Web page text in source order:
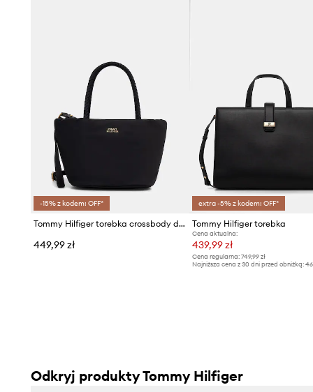
-15% z kodem: OFF*
Tommy Hilfiger torebka crossbody damska
449,99 zł
extra -5% z kodem: OFF*
Tommy Hilfiger torebka
Cena aktualna:
439,99 zł
Cena regularna:749,99 zł
Najniższa cena z 30 dni przed obniżką:
Odkryj produkty Tommy Hilfiger